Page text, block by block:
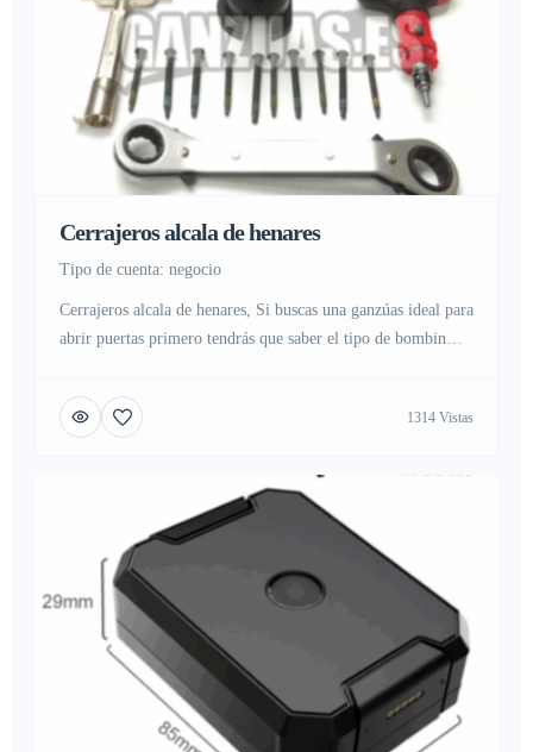
Cerrajeros alcala de henares
tipo de cuenta: negocio
Cerrajeros alcala de henares, Si buscas una ganzúas ideal para
abrir puertas primero tendrás que saber el tipo de bombin
ganzúa ideal, no existe una llave mágica simplemente la
pericia y la habilidad de utilizar tu ganzúa para ir pin a pin
1314 Vistas